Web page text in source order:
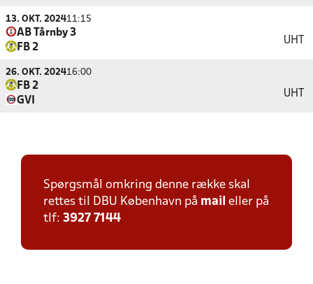
13. OKT. 202411:15
AB Tårnby 3
FB 2
UHT
26. OKT. 202416:00
FB 2
GVI
UHT
Spørgsmål omkring denne række skal
rettes til DBU København på mail eller på
tlf: 3927 7144